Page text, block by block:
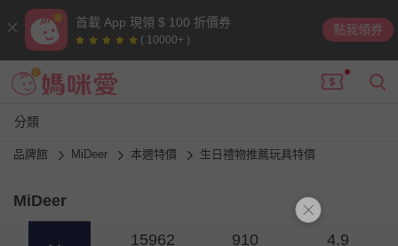
首載 App 現領 $ 100 折價券
( 10000+ )
點我領券
分類
品牌館 MiDeer 本週特價 生日禮物推薦玩具特價
MiDeer
15962 910 4.9